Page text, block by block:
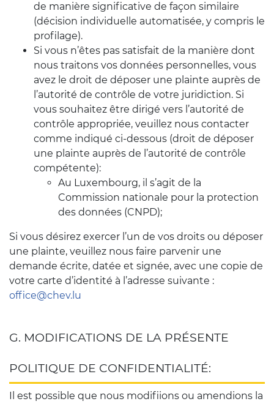
de manière significative de façon similaire
(décision individuelle automatisée, y compris le
profilage).
Si vous n’êtes pas satisfait de la manière dont
nous traitons vos données personnelles, vous
avez le droit de déposer une plainte auprès de
l’autorité de contrôle de votre juridiction. Si
vous souhaitez être dirigé vers l’autorité de
contrôle appropriée, veuillez nous contacter
comme indiqué ci-dessous (droit de déposer
une plainte auprès de l’autorité de contrôle
compétente):
Au Luxembourg, il s’agit de la
Commission nationale pour la protection
des données (CNPD);
Si vous désirez exercer l’un de vos droits ou déposer
une plainte, veuillez nous faire parvenir une
demande écrite, datée et signée, avec une copie de
votre carte d’identité à l’adresse suivante :
office@chev.lu
G. MODIFICATIONS DE LA PRÉSENTE
POLITIQUE DE CONFIDENTIALITÉ:
Il est possible que nous modifiions ou amendions la